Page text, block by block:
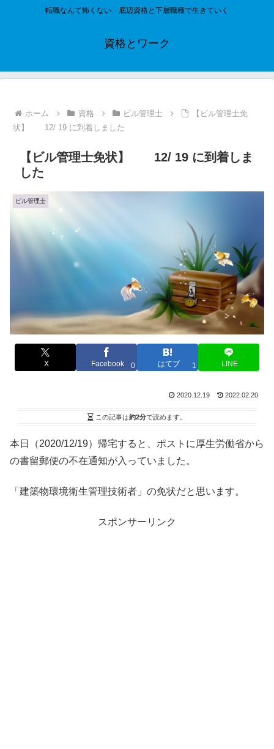
転職なんて怖くない 底辺資格と下層職種で生きていく
資格とワーク
ホーム 資格 ビル管理士
【ビル管理士免
状】 12/ 19 に到着しました
【ビル管理士免状】 12/ 19 に到着しま
した
ビル管理士
X Facebook 0 はてブ 1 LINE
2020.12.19 2022.02.20
この記事は約2分で読めます。
本日（2020/12/19）帰宅すると、ポストに厚生労働省から
の書留郵便の不在通知が入っていました。
「建築物環境衛生管理技術者」の免状だと思います。
スポンサーリンク